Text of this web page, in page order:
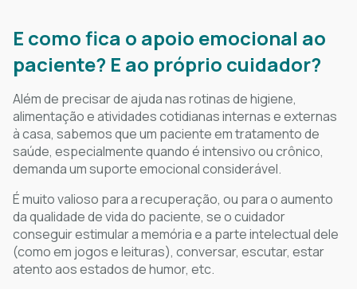
E como fica o apoio emocional ao
paciente? E ao próprio cuidador?
Além de precisar de ajuda nas rotinas de higiene,
alimentação e atividades cotidianas internas e externas
à casa, sabemos que um paciente em tratamento de
saúde, especialmente quando é intensivo ou crônico,
demanda um suporte emocional considerável.
É muito valioso para a recuperação, ou para o aumento
da qualidade de vida do paciente, se o cuidador
conseguir estimular a memória e a parte intelectual dele
(como em jogos e leituras), conversar, escutar, estar
atento aos estados de humor, etc.